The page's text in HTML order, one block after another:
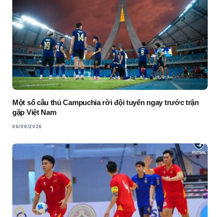
Một số cầu thủ Campuchia rời đội tuyển ngay trước trận
gặp Việt Nam
06/08/2026